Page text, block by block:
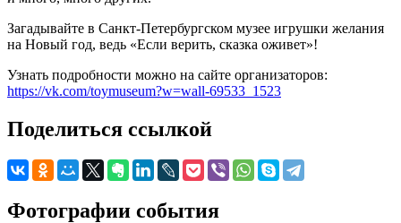
Загадывайте в Санкт-Петербургском музее игрушки желания
на Новый год, ведь «Если верить, сказка оживет»!
Узнать подробности можно на сайте организаторов:
https://vk.com/toymuseum?w=wall-69533_1523
Поделиться ссылкой
Фотографии события